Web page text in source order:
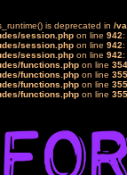
is deprecated in /
session.php on line 942:
session.php on line 942:
session.php on line 942:
functions.php on line
functions.php on line
functions.php on line
functions.php on line